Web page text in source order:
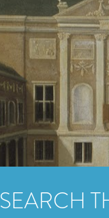
SEARCH